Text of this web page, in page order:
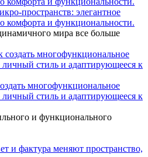
пространств: элегантное
комфорта и функциональности.
мира все больше
многофункциональное
стиль и адаптирующееся к
и функционального